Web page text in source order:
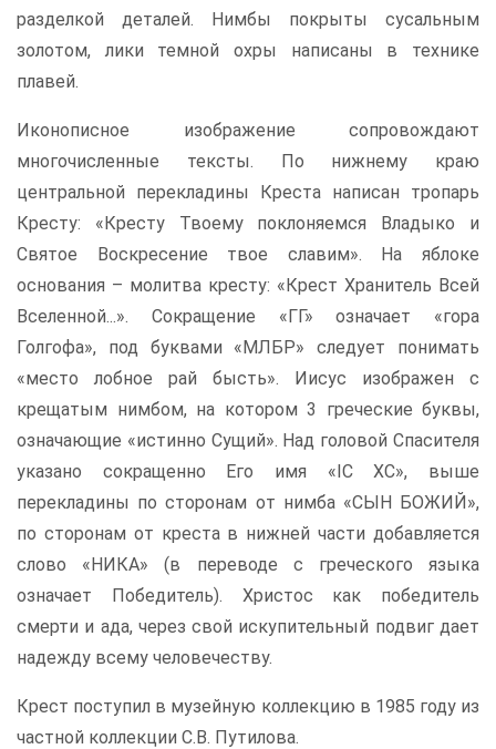
разделкой деталей. Нимбы покрыты сусальным
золотом, лики темной охры написаны в технике
плавей.
Иконописное изображение сопровождают
многочисленные тексты. По нижнему краю
центральной перекладины Креста написан тропарь
Кресту: «Кресту Твоему поклоняемся Владыко и
Святое Воскресение твое славим». На яблоке
основания – молитва кресту: «Крест Хранитель Всей
Вселенной...». Сокращение «ГГ» означает «гора
Голгофа», под буквами «МЛБР» следует понимать
«место лобное рай бысть». Иисус изображен с
крещатым нимбом, на котором 3 греческие буквы,
означающие «истинно Сущий». Над головой Спасителя
указано сокращенно Его имя «IC XC», выше
перекладины по сторонам от нимба «СЫН БОЖИЙ»,
по сторонам от креста в нижней части добавляется
слово «НИКА» (в переводе с греческого языка
означает Победитель). Христос как победитель
смерти и ада, через свой искупительный подвиг дает
надежду всему человечеству.
Крест поступил в музейную коллекцию в 1985 году из
частной коллекции С.В. Путилова.